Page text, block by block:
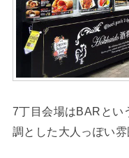
7丁目会場はBARとい
調とした大人っぽい雰